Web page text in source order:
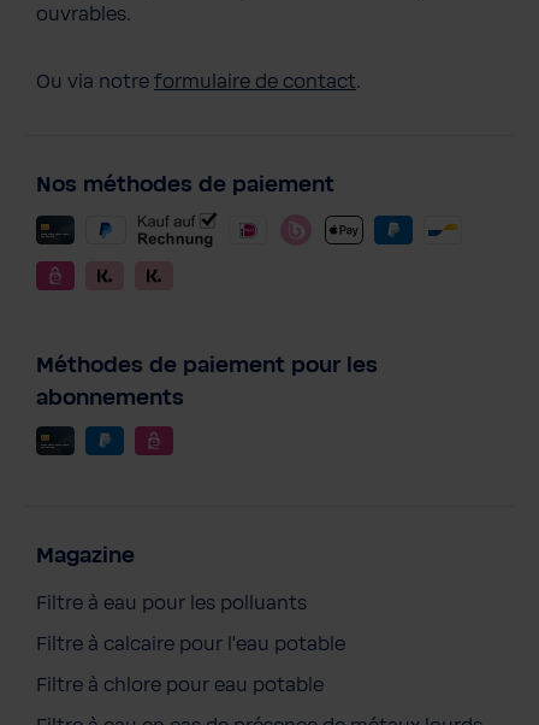
ouvrables.
Ou via notre formulaire de contact.
Nos méthodes de paiement
Méthodes de paiement pour les
abonnements
Magazine
Filtre à eau pour les polluants
Filtre à calcaire pour l'eau potable
Filtre à chlore pour eau potable